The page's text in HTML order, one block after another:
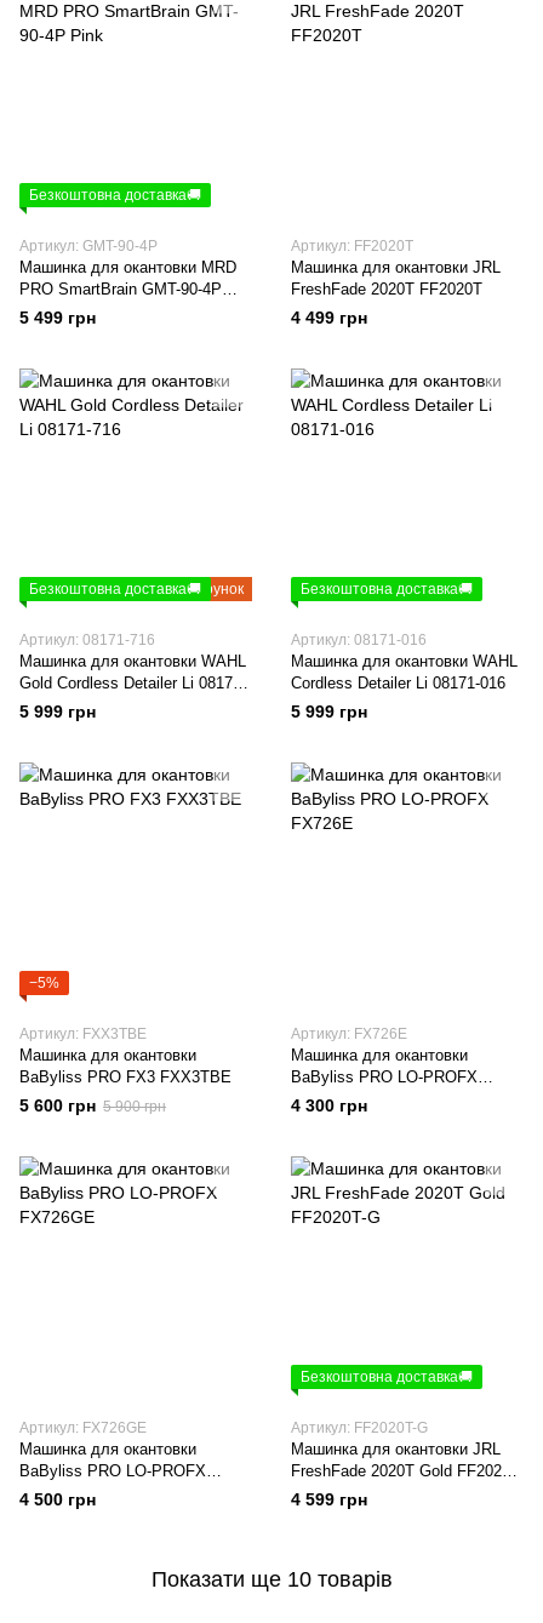
Безкоштовна доставка🚚
Артикул: GMT-90-4P
Машинка для окантовки MRD
PRO SmartBrain GMT-90-4P
Pink
5 499 грн
Артикул: FF2020T
Машинка для окантовки JRL
FreshFade 2020T FF2020T
4 499 грн
Подарунок
Безкоштовна доставка🚚
Артикул: 08171-716
Машинка для окантовки WAHL
Gold Cordless Detailer Li 08171-
716
5 999 грн
Безкоштовна доставка🚚
Артикул: 08171-016
Машинка для окантовки WAHL
Cordless Detailer Li 08171-016
5 999 грн
−5%
Артикул: FXX3TBE
Машинка для окантовки
BaByliss PRO FX3 FXX3TBE
5 600 грн 5 900 грн
Артикул: FX726E
Машинка для окантовки
BaByliss PRO LO-PROFX
FX726E
4 300 грн
Артикул: FX726GE
Машинка для окантовки
BaByliss PRO LO-PROFX
FX726GE
4 500 грн
Безкоштовна доставка🚚
Артикул: FF2020T-G
Машинка для окантовки JRL
FreshFade 2020T Gold FF2020T-
G
4 599 грн
Показати ще 10 товарів